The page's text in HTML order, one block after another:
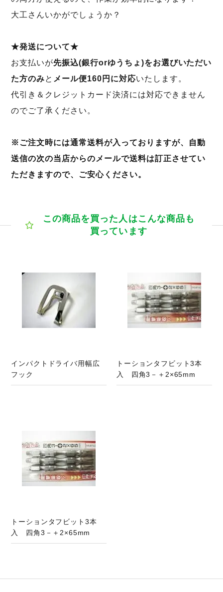
大工さんいかがでしょうか？
★発送について★
お支払いが先振込(銀行orゆうちょ)をお選びいただい
た方のみと メール便160円に対応いたします。
代引き＆クレジットカード決済には対応できません
のでご了承ください。
※ご注文時には通常送料が入っておりますが、自動
送信の次の当店からのメールで送料は訂正させてい
ただきますので、ご安心ください。
この商品を買った人はこんな商品も
買っています
インパクトドライバ用幅広
フック
トーションタフビット3本
入 四角3－＋2×65mm
トーションタフビット3本
入 四角3－＋2×65mm